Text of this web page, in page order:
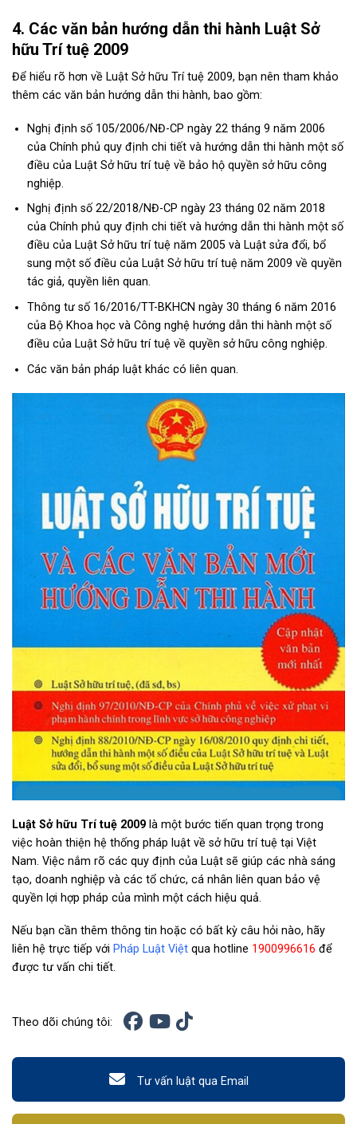
4. Các văn bản hướng dẫn thi hành Luật Sở
hữu Trí tuệ 2009
Để hiểu rõ hơn về Luật Sở hữu Trí tuệ 2009, bạn nên tham khảo
thêm các văn bản hướng dẫn thi hành, bao gồm:
Nghị định số 105/2006/NĐ-CP ngày 22 tháng 9 năm 2006
của Chính phủ quy định chi tiết và hướng dẫn thi hành một số
điều của Luật Sở hữu trí tuệ về bảo hộ quyền sở hữu công
nghiệp.
Nghị định số 22/2018/NĐ-CP ngày 23 tháng 02 năm 2018
của Chính phủ quy định chi tiết và hướng dẫn thi hành một số
điều của Luật Sở hữu trí tuệ năm 2005 và Luật sửa đổi, bổ
sung một số điều của Luật Sở hữu trí tuệ năm 2009 về quyền
tác giả, quyền liên quan.
Thông tư số 16/2016/TT-BKHCN ngày 30 tháng 6 năm 2016
của Bộ Khoa học và Công nghệ hướng dẫn thi hành một số
điều của Luật Sở hữu trí tuệ về quyền sở hữu công nghiệp.
Các văn bản pháp luật khác có liên quan.
Luật Sở hữu Trí tuệ 2009 là một bước tiến quan trọng trong
việc hoàn thiện hệ thống pháp luật về sở hữu trí tuệ tại Việt
Nam. Việc nắm rõ các quy định của Luật sẽ giúp các nhà sáng
tạo, doanh nghiệp và các tổ chức, cá nhân liên quan bảo vệ
quyền lợi hợp pháp của mình một cách hiệu quả.
Nếu bạn cần thêm thông tin hoặc có bất kỳ câu hỏi nào, hãy
liên hệ trực tiếp với Pháp Luật Việt qua hotline 1900996616 để
được tư vấn chi tiết.
Theo dõi chúng tôi:
Tư vấn luật qua Email